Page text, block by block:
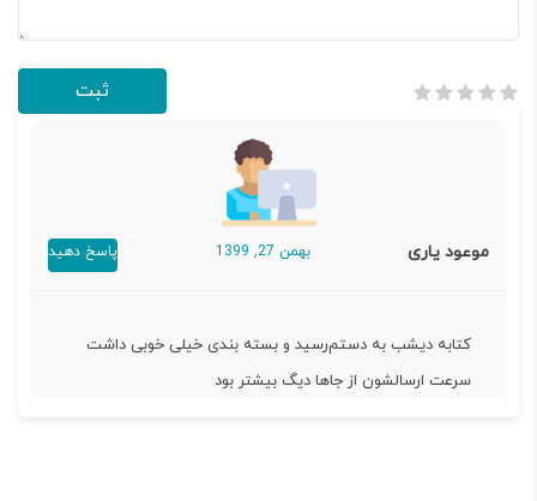
موعود یاری بهمن 27, 1399 پاسخ دهید
کتابه دیشب به دستم‌رسید و بسته بندی خیلی خوبی داشت
سرعت ارسالشون از جاها دیگ بیشتر بود